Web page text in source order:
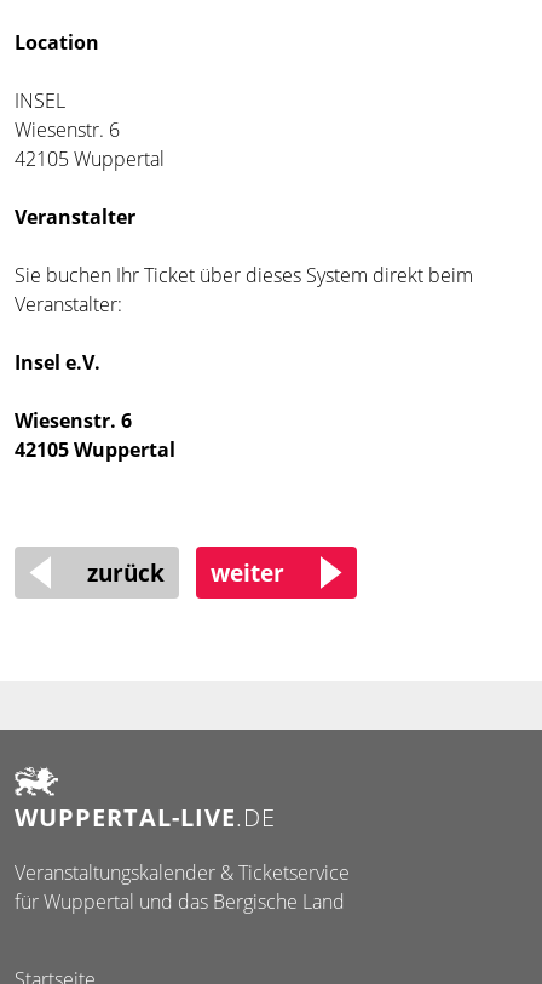
Location
INSEL
Wiesenstr. 6
42105 Wuppertal
Veranstalter
Sie buchen Ihr Ticket über dieses System direkt beim
Veranstalter:
Insel e.V.
Wiesenstr. 6
42105 Wuppertal
zurück weiter
WUPPERTAL-LIVE.DE
Veranstaltungskalender & Ticketservice
für Wuppertal und das Bergische Land